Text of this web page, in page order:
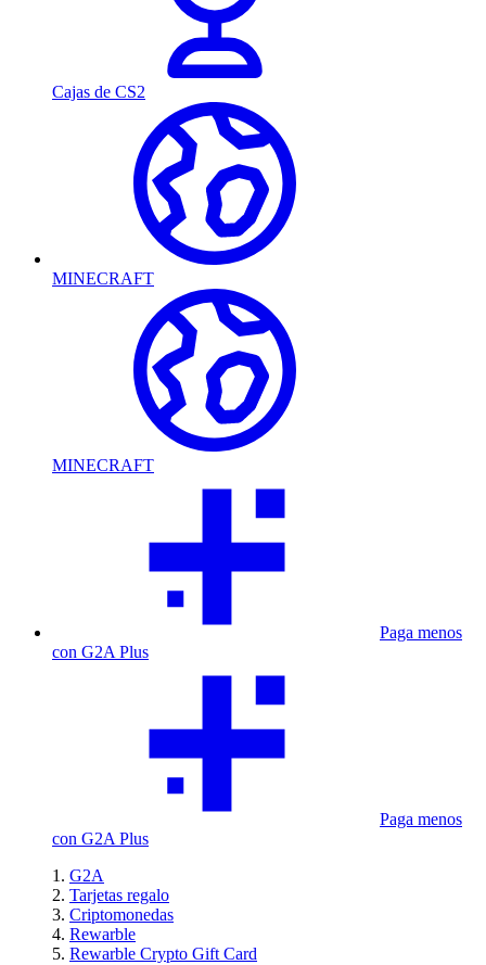
Cajas de CS2
MINECRAFT
MINECRAFT
Paga menos
con G2A Plus
Paga menos
con G2A Plus
G2A
Tarjetas regalo
Criptomonedas
Rewarble
Rewarble Crypto Gift Card